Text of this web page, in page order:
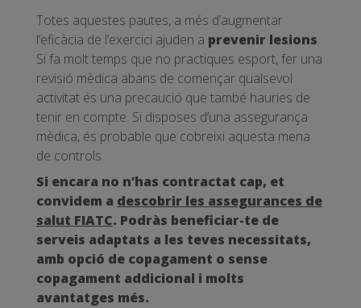
Totes aquestes pautes, a més d’augmentar
l’eficàcia de l’exercici ajuden a prevenir lesions.
Si fa molt temps que no practiques esport, fer una
revisió mèdica abans de començar qualsevol
activitat és una precaució que també hauries de
tenir en compte. Si disposes d’una assegurança
mèdica, és probable que cobreixi aquesta mena
de controls.
Si encara no n’has contractat cap, et
convidem a descobrir les assegurances de
salut FIATC. Podràs beneficiar-te de
serveis adaptats a les teves necessitats,
amb opció de copagament o sense
copagament addicional i molts
avantatges més.